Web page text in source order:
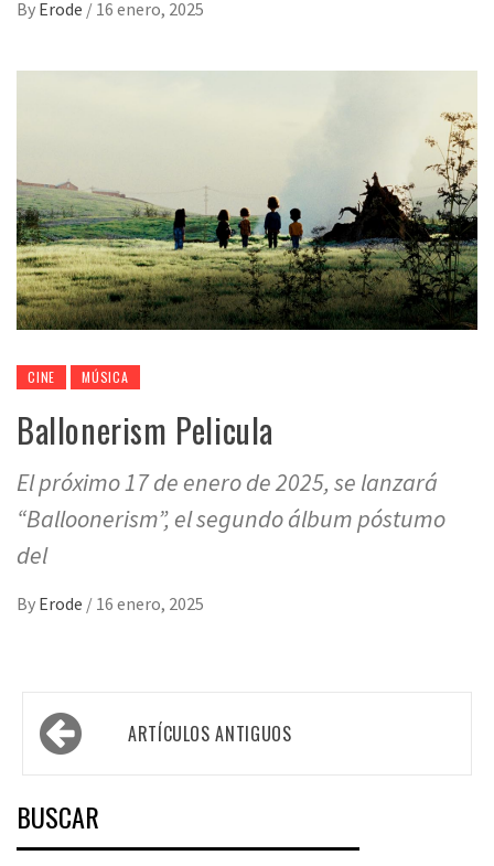
By Erode / 16 enero, 2025
CINE MÚSICA
Ballonerism Pelicula
El próximo 17 de enero de 2025, se lanzará
“Balloonerism”, el segundo álbum póstumo
del
By Erode / 16 enero, 2025
ARTÍCULOS ANTIGUOS
BUSCAR